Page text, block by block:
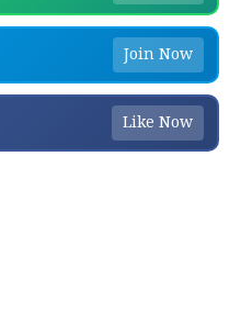
Join Now
Like Now